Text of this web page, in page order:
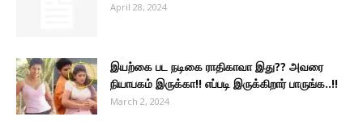
April 28, 2024
இயற்கை பட நடிகை ராதிகாவா இது?? அவரை
நியாபகம் இருக்கா!! எப்படி இருக்கிறார் பாருங்க..!!
March 2, 2024